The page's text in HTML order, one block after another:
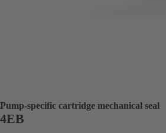
Pump-specific cartridge mechanical seal
4EB